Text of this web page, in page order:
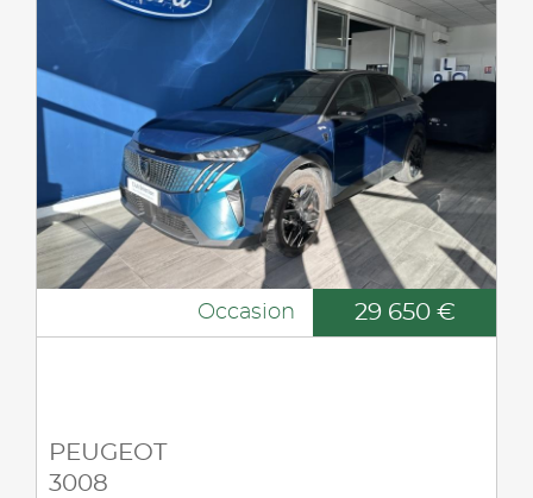
Occasion 29 650 €
PEUGEOT
3008